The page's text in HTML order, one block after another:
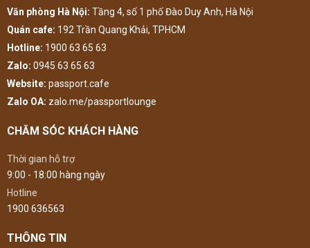
Văn phòng Hà Nội: Tầng 4, số 1 phố Đào Duy Anh, Hà Nội
Quán cafe: 192 Trần Quang Khải, TPHCM
Hotline: 1900 63 65 63
Zalo: 0945 63 65 63
Website: passport.cafe
Zalo OA: zalo.me/passportlounge
CHĂM SÓC KHÁCH HÀNG
Thời gian hỗ trợ
9:00 - 18:00 hàng ngày
Hotline
1900 636563
THÔNG TIN